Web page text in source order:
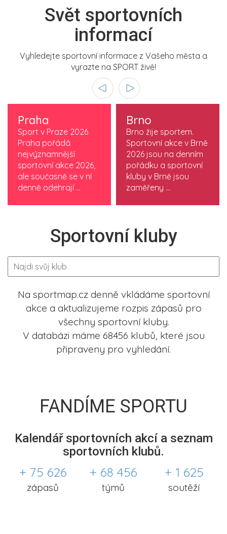
Svět sportovních
informací
Vyhledejte sportovní informace z Vašeho města a
vyrazte na SPORT živě!
Praha
Sport v Praze 2026
Praha pořádá
nejvýznamnější
sportovní akce 2026,
ale současně se v ní
denně odehrají ...
Brno
Brno žije sportem.
Sportovní akce v Brně
2026 jsou na denním
pořádku a sportovní
kluby v Brně jsou
zaměřeny ...
Sportovní kluby
Na sportmap.cz denně vkládáme sportovní
akce a aktualizujeme rozpis zápasů pro
všechny sportovní kluby.
V databázi máme 68456 klubů, které jsou
připraveny pro vyhledání.
FANDÍME SPORTU
Kalendář sportovních akcí a seznam
sportovních klubů.
+ 75 626
zápasů
+ 68 456
týmů
+ 1 625
soutěží